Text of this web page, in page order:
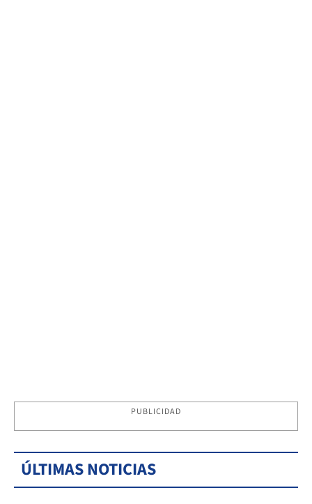
PUBLICIDAD
ÚLTIMAS NOTICIAS